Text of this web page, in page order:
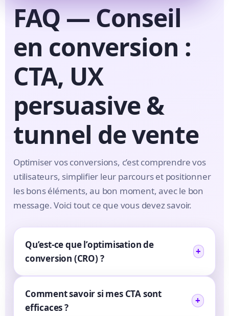
FAQ — Conseil
en conversion :
CTA, UX
persuasive &
tunnel de vente
Optimiser vos conversions, c’est comprendre vos
utilisateurs, simplifier leur parcours et positionner
les bons éléments, au bon moment, avec le bon
message. Voici tout ce que vous devez savoir.
Qu’est-ce que l’optimisation de
conversion (CRO) ?
Comment savoir si mes CTA sont
efficaces ?